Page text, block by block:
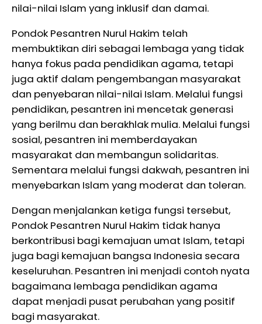
nilai-nilai Islam yang inklusif dan damai.
Pondok Pesantren Nurul Hakim telah
membuktikan diri sebagai lembaga yang tidak
hanya fokus pada pendidikan agama, tetapi
juga aktif dalam pengembangan masyarakat
dan penyebaran nilai-nilai Islam. Melalui fungsi
pendidikan, pesantren ini mencetak generasi
yang berilmu dan berakhlak mulia. Melalui fungsi
sosial, pesantren ini memberdayakan
masyarakat dan membangun solidaritas.
Sementara melalui fungsi dakwah, pesantren ini
menyebarkan Islam yang moderat dan toleran.
Dengan menjalankan ketiga fungsi tersebut,
Pondok Pesantren Nurul Hakim tidak hanya
berkontribusi bagi kemajuan umat Islam, tetapi
juga bagi kemajuan bangsa Indonesia secara
keseluruhan. Pesantren ini menjadi contoh nyata
bagaimana lembaga pendidikan agama
dapat menjadi pusat perubahan yang positif
bagi masyarakat.